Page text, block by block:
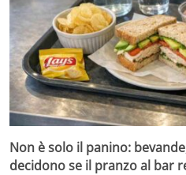
Non è solo il panino:
decidono se il pranzo al bar